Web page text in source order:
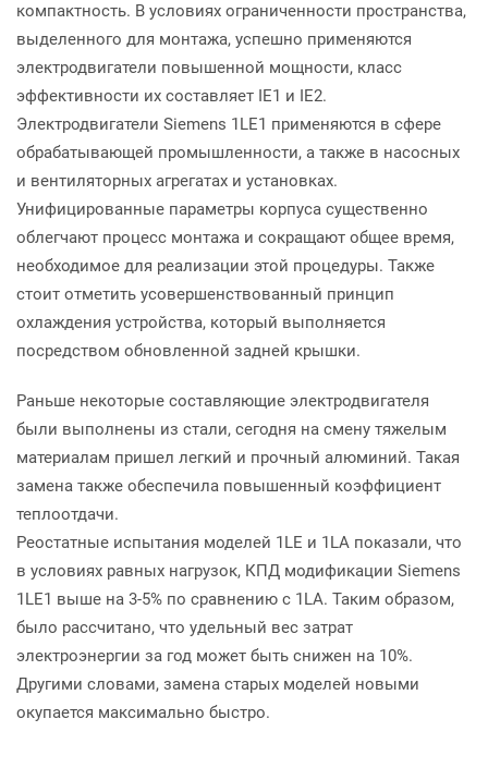
компактность. В условиях ограниченности пространства,
выделенного для монтажа, успешно применяются
электродвигатели повышенной мощности, класс
эффективности их составляет IE1 и IE2.
Электродвигатели Siemens 1LE1 применяются в сфере
обрабатывающей промышленности, а также в насосных
и вентиляторных агрегатах и установках.
Унифицированные параметры корпуса существенно
облегчают процесс монтажа и сокращают общее время,
необходимое для реализации этой процедуры. Также
стоит отметить усовершенствованный принцип
охлаждения устройства, который выполняется
посредством обновленной задней крышки.
Раньше некоторые составляющие электродвигателя
были выполнены из стали, сегодня на смену тяжелым
материалам пришел легкий и прочный алюминий. Такая
замена также обеспечила повышенный коэффициент
теплоотдачи.
Реостатные испытания моделей 1LE и 1LA показали, что
в условиях равных нагрузок, КПД модификации Siemens
1LE1 выше на 3-5% по сравнению с 1LA. Таким образом,
было рассчитано, что удельный вес затрат
электроэнергии за год может быть снижен на 10%.
Другими словами, замена старых моделей новыми
окупается максимально быстро.